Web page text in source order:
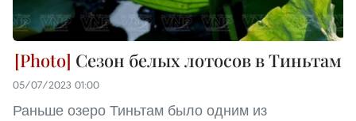
Сезон белых лотосов в Тиньтам
05/07/2023 01:00
Раньше озеро Тиньтам было одним из